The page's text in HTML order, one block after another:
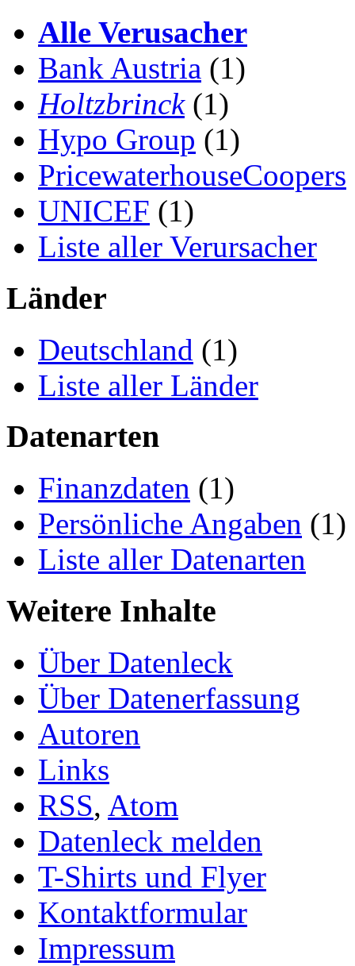
Alle Verusacher
Bank Austria (1)
Holtzbrinck(1)
Hypo Group (1)
PricewaterhouseCoopers
UNICEF (1)
Liste aller Verursacher
Länder
Deutschland (1)
Liste aller Länder
Datenarten
Finanzdaten (1)
Persönliche Angaben (1)
Liste aller Datenarten
Weitere Inhalte
Über Datenleck
Über Datenerfassung
Autoren
Links
RSS, Atom
Datenleck melden
T-Shirts und Flyer
Kontaktformular
Impressum